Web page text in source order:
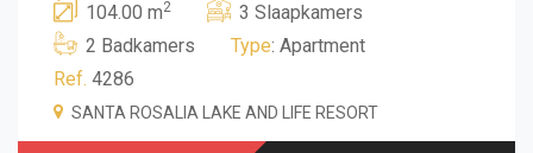
104.00 m2
3 Slaapkamers
2 Badkamers
Type: Apartment
Ref. 4286
SANTA ROSALIA LAKE AND LIFE RESORT